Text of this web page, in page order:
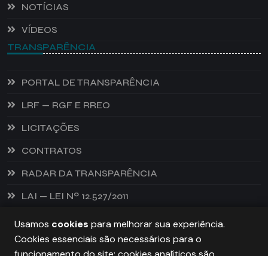
NOTÍCIAS
VÍDEOS
TRANSPARÊNCIA
PORTAL DE TRANSPARÊNCIA
LRF — RGF E RREO
LICITAÇÕES
CONTRATOS
RADAR DA TRANSPARÊNCIA
LAI — LEI Nº 12.527/2011
PREFEITURA DE CASTANHEIRA, TODOS OS DIREITOS
Usamos cookies para melhorar sua experiência.
Cookies essenciais são necessários para o